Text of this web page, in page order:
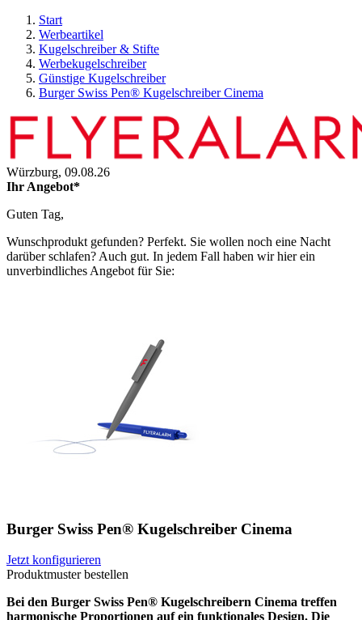
Start
Werbeartikel
Kugelschreiber & Stifte
Werbekugelschreiber
Günstige Kugelschreiber
Burger Swiss Pen® Kugelschreiber Cinema
Würzburg, 09.08.26
Ihr Angebot*
Guten Tag,
Wunschprodukt gefunden? Perfekt. Sie wollen noch eine Nacht
darüber schlafen? Auch gut. In jedem Fall haben wir hier ein
unverbindliches Angebot für Sie:
Burger Swiss Pen® Kugelschreiber Cinema
Jetzt konfigurieren
Produktmuster bestellen
Bei den Burger Swiss Pen® Kugelschreibern Cinema treffen
harmonische Proportionen auf ein funktionales Design. Die